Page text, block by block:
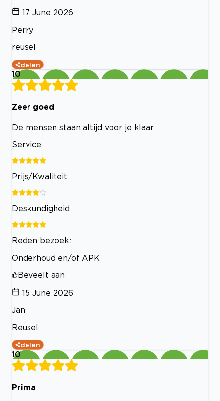
17 June 2026
Perry
reusel
delen
10
Zeer goed
De mensen staan altijd voor je klaar.
Service
Prijs/Kwaliteit
Deskundigheid
Reden bezoek:
Onderhoud en/of APK
Beveelt aan
15 June 2026
Jan
Reusel
delen
10
Prima